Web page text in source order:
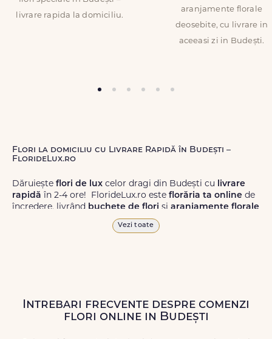
livrare rapida la domiciliu.
aranjamente florale
deosebite, cu livrare in
aceeasi zi in Budești.
Flori la domiciliu cu Livrare Rapidă în Budești –
FlorideLux.ro
Dăruiește flori de lux celor dragi din Budești cu livrare
rapidă în 2-4 ore! FlorideLux.ro este florăria ta online de
încredere, livrând buchete de flori și aranjamente florale
de calitate superioară în Budești și în toată România.
Livrăm buchete de florichiar și în weekend, pentru ca tu
să poți adresa un gest frumos atunci când ai nevoie.
Vezi toate
Intrebari frecvente despre comenzi
flori online in Budești